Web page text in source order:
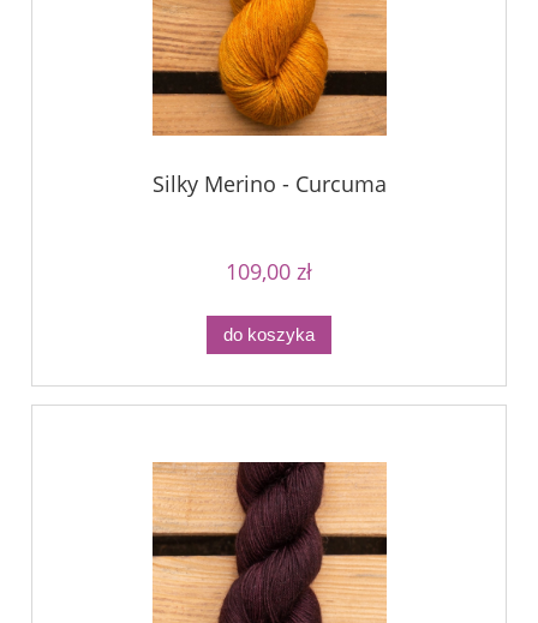
Silky Merino - Curcuma
109,00 zł
do koszyka